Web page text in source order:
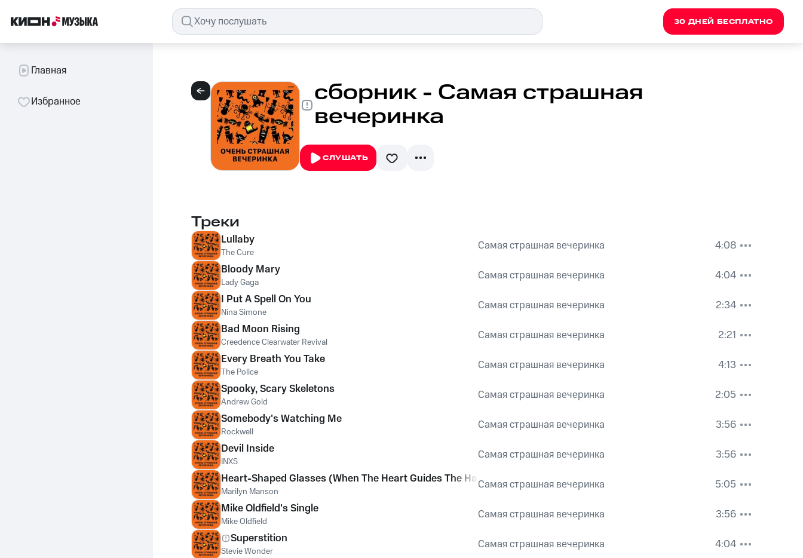
30 ДНЕЙ БЕСПЛАТНО
Главная
Избранное сборник - Самая страшная
вечеринка
СЛУШАТЬ
Треки
Lullaby
The Cure Самая страшная вечеринка
4:08
Bloody Mary
Lady Gaga Самая страшная вечеринка
4:04
I Put A Spell On You
Nina Simone Самая страшная вечеринка
2:34
Bad Moon Rising
Creedence Clearwater Revival Самая страшная вечеринка
2:21
Every Breath You Take
The Police Самая страшная вечеринка
4:13
Spooky, Scary Skeletons
Andrew Gold Самая страшная вечеринка
2:05
Somebody's Watching Me
Rockwell Самая страшная вечеринка
3:56
Devil Inside
INXS Самая страшная вечеринка
3:56
Heart-Shaped Glasses (When The Heart Guides The Hand)
Marilyn Manson Самая страшная вечеринка
5:05
Mike Oldfield's Single
Mike Oldfield Самая страшная вечеринка
3:56
Superstition
Stevie Wonder Самая страшная вечеринка
4:04